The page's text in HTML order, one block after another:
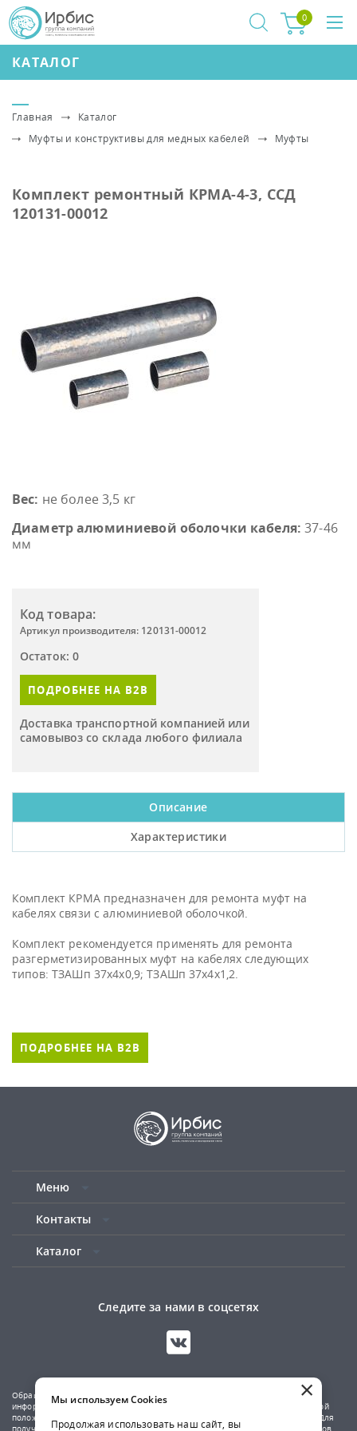
КАТАЛОГ
0
Главная
Каталог
Муфты и конструктивы для медных кабелей
Муфты
Комплект ремонтный КРМА-4-3, ССД
120131-00012
Вес: не более 3,5 кг
Диаметр алюминиевой оболочки кабеля: 37-46
мм
Код товара:
Артикул производителя: 120131-00012
Остаток: 0
ПОДРОБНЕЕ НА B2B
Доставка транспортной компанией или
самовывоз со склада любого филиала
Описание
Характеристики
Комплект КРМА предназначен для ремонта муфт на
кабелях связи с алюминиевой оболочкой.
Комплект рекомендуется применять для ремонта
разгерметизированных муфт на кабелях следующих
типов: ТЗАШп 37х4х0,9; ТЗАШп 37х4х1,2.
ПОДРОБНЕЕ НА B2B
Меню
Контакты
Каталог
Следите за нами в соцсетях
Обращаем ваше внимание на то, что данный сайт носит исключительно
информационный характер и не является публичной офертой, определяемой
положениями Статьи 437(2) Гражданского кодекса Российской Федерации. Для
получения подробной информации о наличии и стоимости указанных товаров,
×
Мы используем Cookies
Продолжая использовать наш сайт, вы